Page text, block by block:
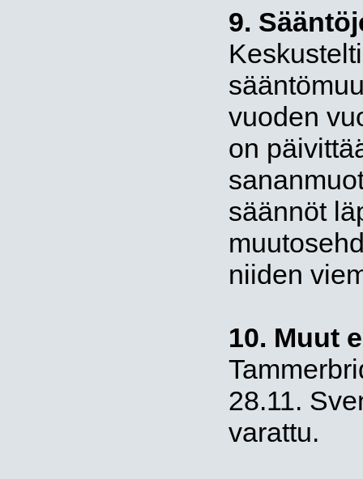
9.
vuoden
on
säännöt
niiden
10. Muut
28.11.
varattu.